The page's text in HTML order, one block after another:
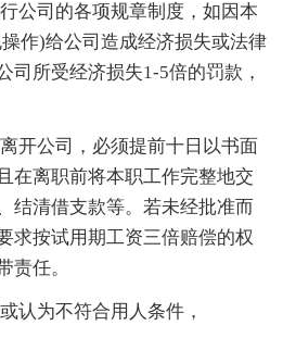
公司的各项规章制度，如因本
作)给公司造成经济损失或法律
司所受经济损失1-5倍的罚款，
开公司，必须提前十日以书面
在离职前将本职工作完整地交
结清借支款等。若未经批准而
求按试用期工资三倍赔偿的权
责任。
认为不符合用人条件，